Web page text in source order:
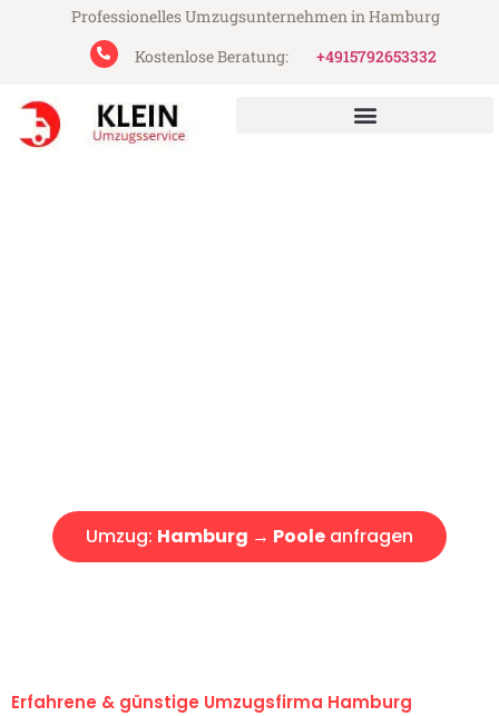
Professionelles Umzugsunternehmen in Hamburg
Kostenlose Beratung:
+4915792653332
Umzug: Hamburg → Poole anfragen
Erfahrene & günstige Umzugsfirma Hamburg